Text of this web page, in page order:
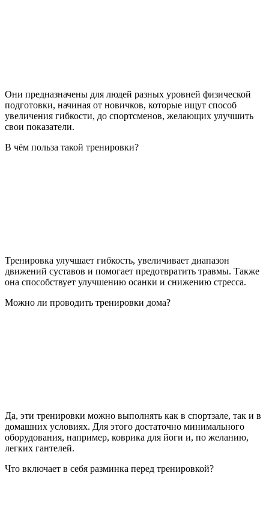
Они предназначены для людей разных уровней физической
подготовки, начиная от новичков, которые ищут способ
увеличения гибкости, до спортсменов, желающих улучшить
свои показатели.
В чём польза такой тренировки?
Тренировка улучшает гибкость, увеличивает диапазон
движений суставов и помогает предотвратить травмы. Также
она способствует улучшению осанки и снижению стресса.
Можно ли проводить тренировки дома?
Да, эти тренировки можно выполнять как в спортзале, так и в
домашних условиях. Для этого достаточно минимального
оборудования, например, коврика для йоги и, по желанию,
легких гантелей.
Что включает в себя разминка перед тренировкой?